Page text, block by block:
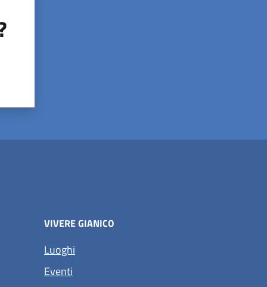
VIVERE GIANICO
Luoghi
Eventi